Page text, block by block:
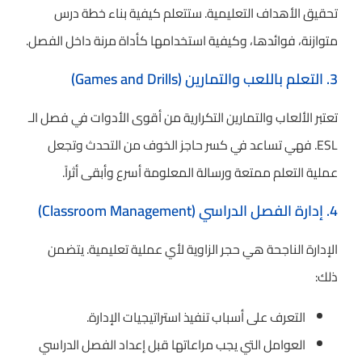
تحقيق الأهداف التعليمية. ستتعلم كيفية بناء خطة درس
متوازنة، فوائدها، وكيفية استخدامها كأداة مرنة داخل الفصل.
3. التعلم باللعب والتمارين (Games and Drills)
تعتبر الألعاب والتمارين التكرارية من أقوى الأدوات في فصل الـ
ESL. فهي تساعد في كسر حاجز الخوف من التحدث وتجعل
عملية التعلم ممتعة ورسالة المعلومة أسرع وأبقى أثراً.
4. إدارة الفصل الدراسي (Classroom Management)
الإدارة الناجحة هي حجر الزاوية لأي عملية تعليمية. يتضمن
ذلك:
التعرف على أسباب تنفيذ استراتيجيات الإدارة.
العوامل التي يجب مراعاتها قبل إعداد الفصل الدراسي